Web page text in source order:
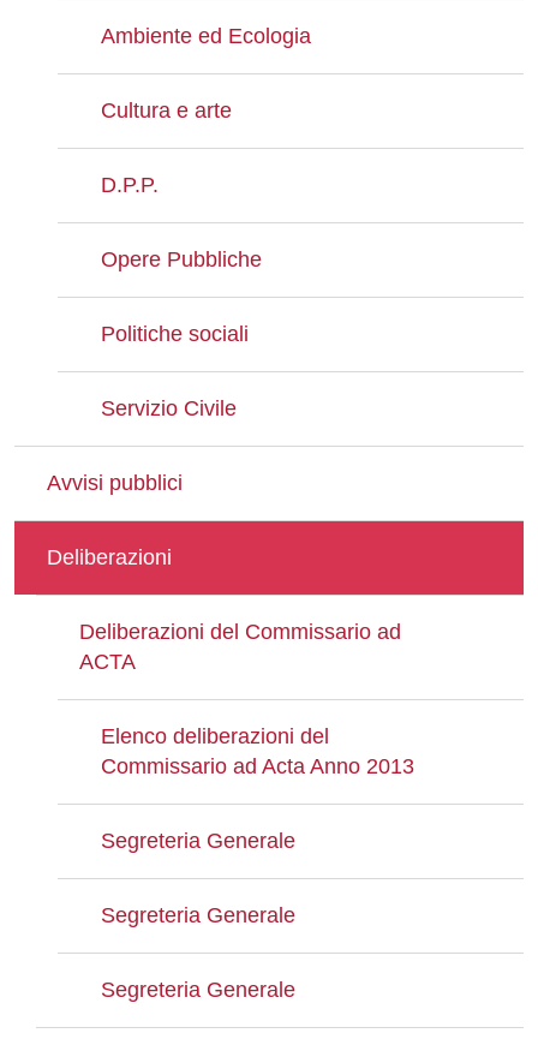
Ambiente ed Ecologia
Cultura e arte
D.P.P.
Opere Pubbliche
Politiche sociali
Servizio Civile
Avvisi pubblici
Deliberazioni
Deliberazioni del Commissario ad
ACTA
Elenco deliberazioni del
Commissario ad Acta Anno 2013
Segreteria Generale
Segreteria Generale
Segreteria Generale